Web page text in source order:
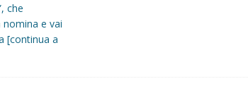
che
e vai
[continua a